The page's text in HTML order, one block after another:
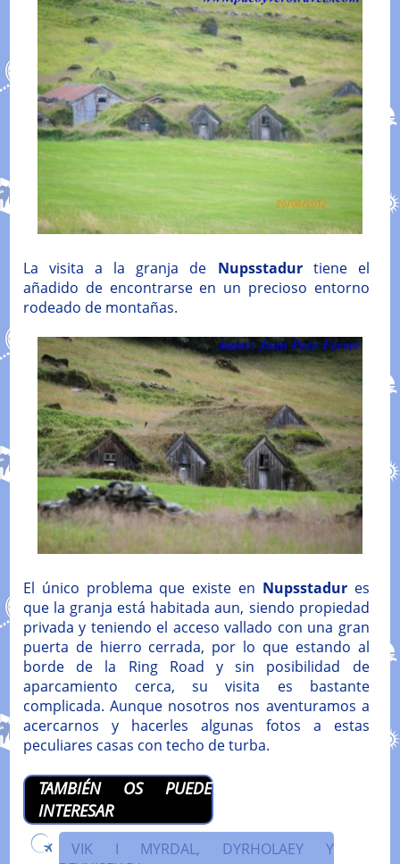
La visita a la granja de Nupsstadurtiene el
añadido de encontrarse en un precioso entorno
rodeado de montañas.
El único problema que existe en Nupsstadures
que la granja está habitada aun, siendo propiedad
privada y teniendo el acceso vallado con una gran
puerta de hierro cerrada, por lo que estando al
borde de la Ring Road y sin posibilidad de
aparcamiento cerca, su visita es bastante
complicada. Aunque nosotros nos aventuramos a
acercarnos y hacerles algunas fotos a estas
peculiares casas con techo de turba.
TAMBIÉN OS PUEDE
INTERESAR
VIK I MYRDAL, DYRHOLAEY Y